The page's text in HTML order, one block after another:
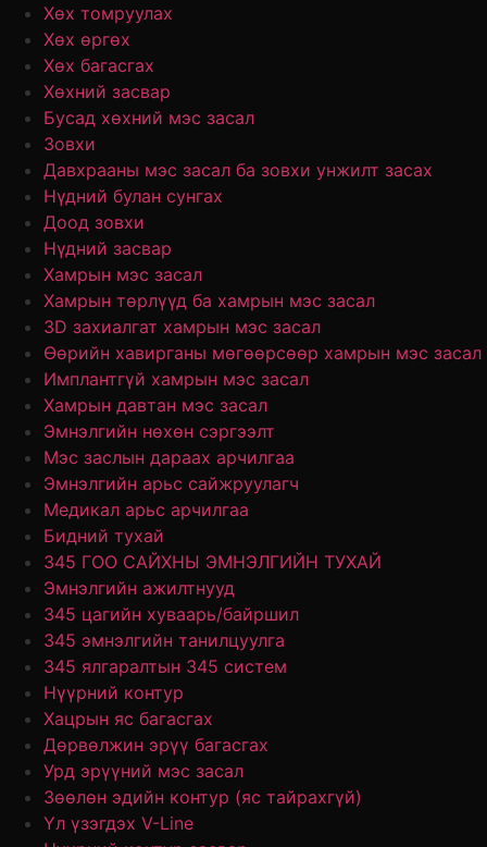
Хөх томруулах
Хөх өргөх
Хөх багасгах
Хөхний засвар
Бусад хөхний мэс засал
Зовхи
Давхрааны мэс засал ба зовхи унжилт засах
Нүдний булан сунгах
Доод зовхи
Нүдний засвар
Хамрын мэс засал
Хамрын төрлүүд ба хамрын мэс засал
3D захиалгат хамрын мэс засал
Өөрийн хавирганы мөгөөрсөөр хамрын мэс засал
Имплантгүй хамрын мэс засал
Хамрын давтан мэс засал
Эмнэлгийн нөхөн сэргээлт
Мэс заслын дараах арчилгаа
Эмнэлгийн арьс сайжруулагч
Медикал арьс арчилгаа
Бидний тухай
345 ГОО САЙХНЫ ЭМНЭЛГИЙН ТУХАЙ
Эмнэлгийн ажилтнууд
345 цагийн хуваарь/байршил
345 эмнэлгийн танилцуулга
345 ялгаралтын 345 систем
Нүүрний контур
Хацрын яс багасгах
Дөрвөлжин эрүү багасгах
Урд эрүүний мэс засал
Зөөлөн эдийн контур (яс тайрахгүй)
Үл үзэгдэх V-Line